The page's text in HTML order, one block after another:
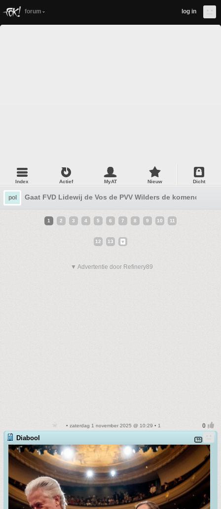
forum log in
Index Actief MyAT Nieuw Dicht
pol Gaat FVD Lidewij de Vos de PVV Wilders de komende
1 2 3 4 5 6 7 8 9 10 11
12 13
▼ Advertentie door Refinery89
• zaterdag 1 november 2025 @ 10:29 • 1
Diabool